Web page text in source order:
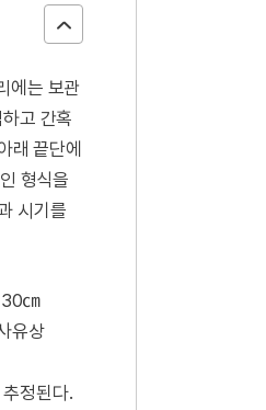
에는 보관
고 간혹
래 끝단에
형식을
시기를
30㎝
유상
정된다.